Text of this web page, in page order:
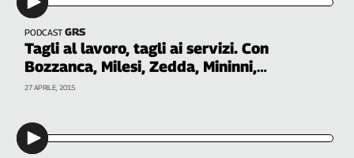
Flai
Flc
Fp
Nidil
Slc
Inca
Caaf
PODCAST GRS
Tagli al lavoro, tagli ai servizi. Con
Bozzanca, Milesi, Zedda, Mininni,
Mastrandrea
27 APRILE, 2015